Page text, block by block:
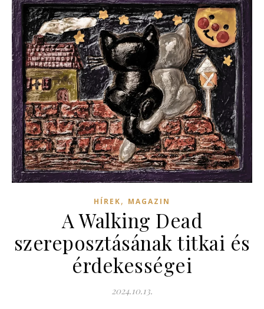
HÍREK, MAGAZIN
A Walking Dead
szereposztásának titkai és
érdekességei
2024.10.13.